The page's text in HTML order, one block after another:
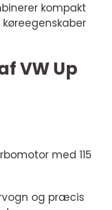
kompakt
VW Up
med 115
og præcis